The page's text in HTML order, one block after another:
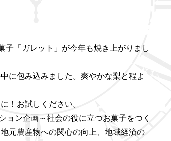
子「ガレット」が今年も焼き上がりまし
に包み込みました。爽やかな梨と程よ
！お試しください。
ョン企画～社会の役に立つお菓子をつく
元農産物への関心の向上、地域経済の